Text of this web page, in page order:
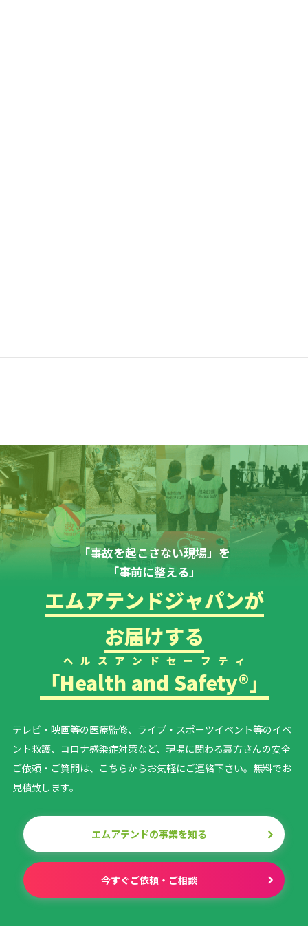
「事故を起こさない現場」を
「事前に整える」
エムアテンドジャパンが
お届けする
「Health and Safety®
ヘルスアンドセーフティ
」
テレビ・映画等の医療監修、ライブ・スポーツイベント等のイベ
ント救護、コロナ感染症対策など、現場に関わる裏方さんの安全
ご依頼・ご質問は、こちらからお気軽にご連絡下さい。無料でお
見積致します。
エムアテンドの事業を知る
今すぐご依頼・ご相談